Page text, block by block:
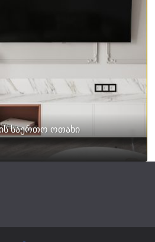
საერთო ოთახი